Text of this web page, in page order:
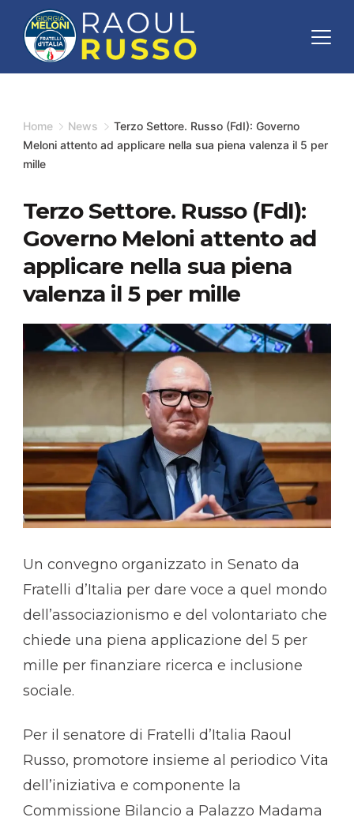
content
Minimal
Agency
Home News
Terzo Settore. Russo (FdI): Governo
Meloni attento ad applicare nella sua piena valenza il 5 per
mille
Terzo Settore. Russo (FdI):
Governo Meloni attento ad
applicare nella sua piena
valenza il 5 per mille
Un convegno organizzato in Senato da
Fratelli d’Italia per dare voce a quel mondo
dell’associazionismo e del volontariato che
chiede una piena applicazione del 5 per
mille per finanziare ricerca e inclusione
sociale.
Per il senatore di Fratelli d’Italia Raoul
Russo, promotore insieme al periodico Vita
dell’iniziativa e componente la
Commissione Bilancio a Palazzo Madama